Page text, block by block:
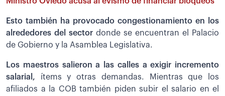
Esto también ha provocado congestionamiento en los
alrededores del sector donde se encuentran el Palacio
de Gobierno y la Asamblea Legislativa.
Los maestros salieron a las calles a exigir incremento
salarial, ítems y otras demandas. Mientras que los
afiliados a la COB también piden subir el salario en el